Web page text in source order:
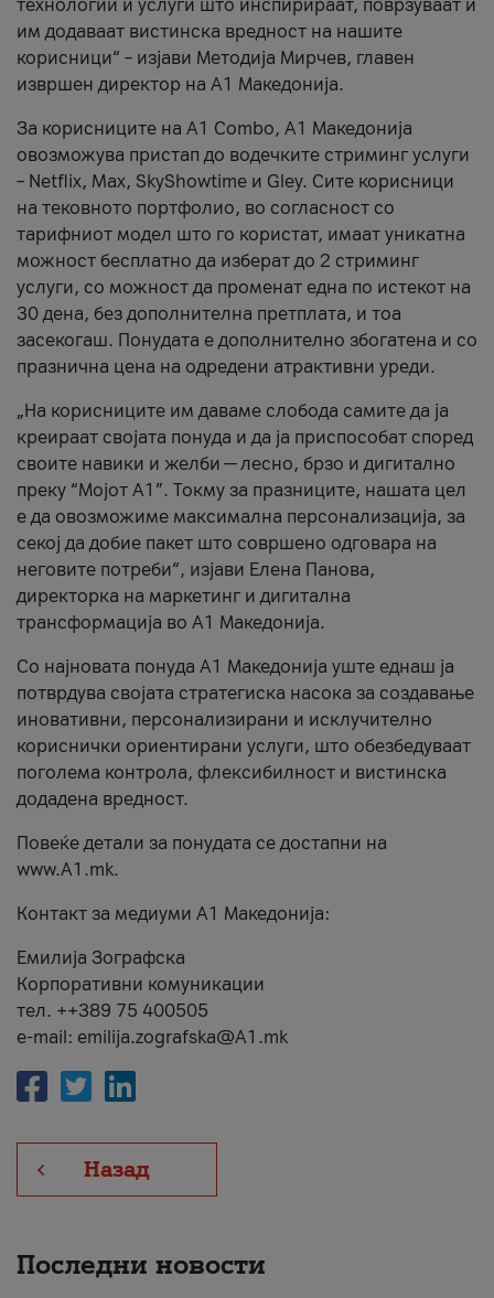
технологии и услуги што инспирираат, поврзуваат и
им додаваат вистинска вредност на нашите
корисници“ – изјави Методија Мирчев, главен
извршен директор на А1 Македонија.
За корисниците на A1 Combo, А1 Македонија
овозможува пристап до водечките стриминг услуги
– Netflix, Max, SkyShowtime и Gley. Сите корисници
на тековното портфолио, во согласност со
тарифниот модел што го користат, имаат уникатна
можност бесплатно да изберат до 2 стриминг
услуги, со можност да променат една по истекот на
30 дена, без дополнителна претплата, и тоа
засекогаш. Понудата е дополнително збогатена и со
празнична цена на одредени атрактивни уреди.
„На корисниците им даваме слобода самите да ја
креираат својата понуда и да ја приспособат според
своите навики и желби — лесно, брзо и дигитално
преку “Мојот А1”. Токму за празниците, нашата цел
е да овозможиме максимална персонализација, за
секој да добие пакет што совршено одговара на
неговите потреби“, изјави Елена Панова,
директорка на маркетинг и дигитална
трансформација во А1 Македонија.
Со најновата понуда А1 Македонија уште еднаш ја
потврдува својата стратегиска насока за создавање
иновативни, персонализирани и исклучително
кориснички ориентирани услуги, што обезбедуваат
поголема контрола, флексибилност и вистинска
додадена вредност.
Повеќе детали за понудата се достапни на
www.А1.mk.
Контакт за медиуми А1 Македонија:
Емилија Зографска
Корпоративни комуникации
тел. ++389 75 400505
e-mail: emilija.zografska@A1.mk
Назад
Последни новости